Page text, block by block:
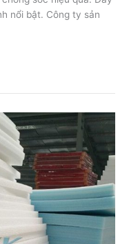
nổi bật. Công ty sản